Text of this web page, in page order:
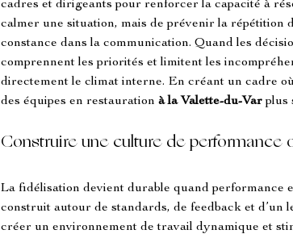
cadres et dirigeants pour renforcer la capacité à
calmer une situation, mais de prévenir la répétition
constance dans la communication. Quand les
comprennent les priorités et limitent les
directement le climat interne. En créant un cadre
des équipes en restauration à la Valette-du-Var plus
Construire une culture de
La fidélisation devient durable quand performance
construit autour de standards, de feedback et d’un
créer un environnement de travail dynamique et